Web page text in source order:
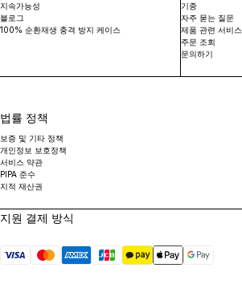
지속가능성
블로그
100% 순환재생 충격 방지 케이스
기종
자주 묻는 질문
제품 관련 서비스
주문 조회
문의하기
법률 정책
보증 및 기타 정책
개인정보 보호정책
서비스 약관
PIPA 준수
지적 재산권
지원 결제 방식